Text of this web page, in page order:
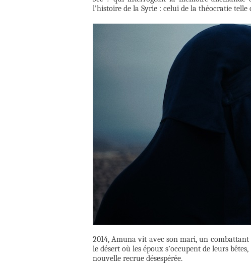
l’histoire de la Syrie : celui de la théocratie
2014, Amuna vit avec son mari, un combattant
le désert où les époux s’occupent de leurs
nouvelle recrue désespérée.